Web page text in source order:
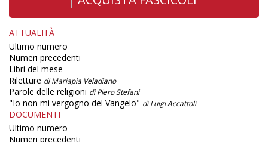
ATTUALITÀ
Ultimo numero
Numeri precedenti
Libri del mese
Riletture di Mariapia Veladiano
Parole delle religioni di Piero Stefani
"Io non mi vergogno del Vangelo" di Luigi Accattoli
DOCUMENTI
Ultimo numero
Numeri precedenti